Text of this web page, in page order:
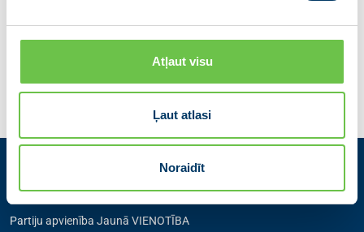
Atļaut visu
Ļaut atlasi
Noraidīt
Atgriezties
Kontakti
Partiju apvienība Jaunā VIENOTĪBA